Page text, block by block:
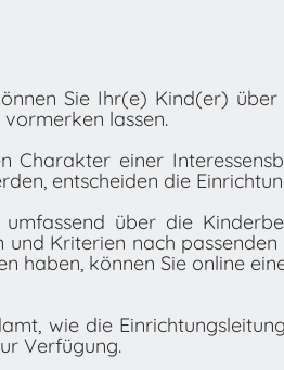
Sie Ihr(e) Kind(er)
lassen.
Charakter einer
entscheiden die
über die
Kriterien nach
haben, können Sie online
wie die
Verfügung.